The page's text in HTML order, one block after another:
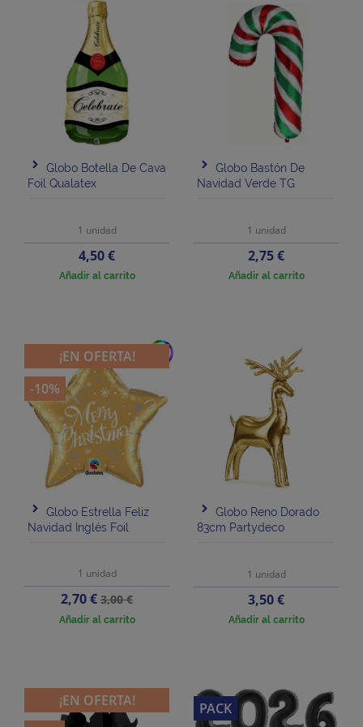
Globo Botella De Cava
Foil Qualatex
1 unidad
Precio
4,50 €
Añadir al carrito
Globo Bastón De
Navidad Verde TG
1 unidad
Precio
2,75 €
Añadir al carrito
add
Globo Estrella Feliz
Navidad Inglés Foil
1 unidad
Precio
2,70 €Precio
base
3,00 €
Añadir al carrito
¡EN OFERTA!
-10%
Globo Reno Dorado
83cm Partydeco
1 unidad
Precio
3,50 €
Añadir al carrito
¡EN OFERTA!
PACK